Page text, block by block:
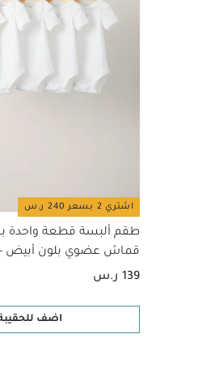
اشتري 2 بسعر 240 ر.س
طقم ألبسة قطعة واحدة
قماش عضوي بلون أبيض - 5 قطع
139 ر.س
اضف